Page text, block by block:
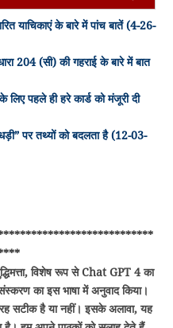
याचिकाएं के बारे में पांच बातें (4-26-
204 (सी) की गहराई के बारे में बात
पहले ही हरे कार्ड को मंजूरी दी
पर तथ्यों को बदलता है (12-03-
विशेष रूप से Chat GPT 4 का
का इस भाषा में अनुवाद किया।
सटीक है या नहीं। इसके अलावा, यह